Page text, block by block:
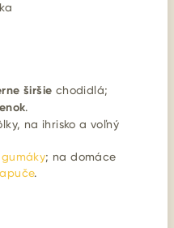
širšie chodidlá;
.
na ihrisko a voľný
gumáky; na domáce
.